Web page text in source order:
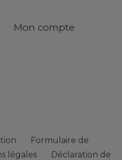
Mon compte
Formulaire de
légales
Déclaration de